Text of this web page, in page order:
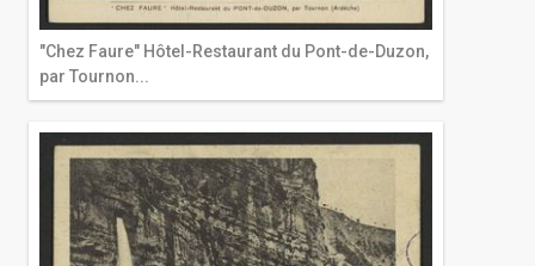
"Chez Faure" Hôtel-Restaurant du Pont-de-Duzon,
par Tournon...